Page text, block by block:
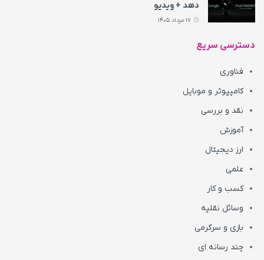
دهد + ویدیو
دسترسی سریع
فناوری
کامپیوتر و موبایل
نقد و بررسی
آموزش
ارز دیجیتال
علمی
کسب و کار
وسائل نقلیه
بازی و سرگرمی
چند رسانه ای